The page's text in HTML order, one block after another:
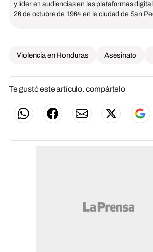
y líder en audiencias en las plataformas
26 de octubre de 1964 en la ciudad de San
Violencia en Honduras Asesinato
Te gustó este artículo, compártelo